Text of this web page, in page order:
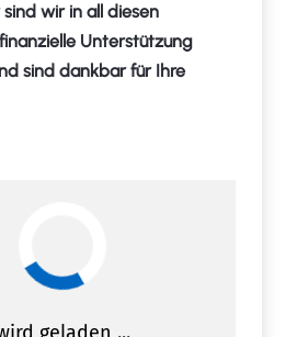
wir in all diesen
Unterstützung
sind dankbar für Ihre